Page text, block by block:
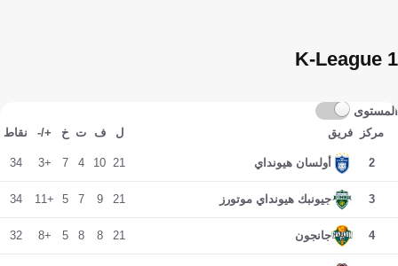
K-League 1
المستوى
مركز فريق ل ف ت خ +/- نقاط
2 أولسان هيونداي 21
10
4
7
+3
34
3 جيونبك هيونداي موتورز 21
9
7
5
+11
34
4 جانجون 21
8
8
5
+8
32